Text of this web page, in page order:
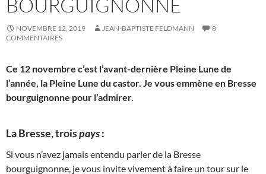
BOURGUIGNONNE
NOVEMBRE 12, 2019 JEAN-BAPTISTE FELDMANN
8
COMMENTAIRES
Ce 12 novembre c’est l’avant-dernière Pleine Lune de
l’année, la Pleine Lune du castor. Je vous emmène en Bresse
bourguignonne pour l’admirer.
La Bresse, troispays:
Si vous n’avez jamais entendu parler de la Bresse
bourguignonne, je vous invite vivement à faire un tour sur le